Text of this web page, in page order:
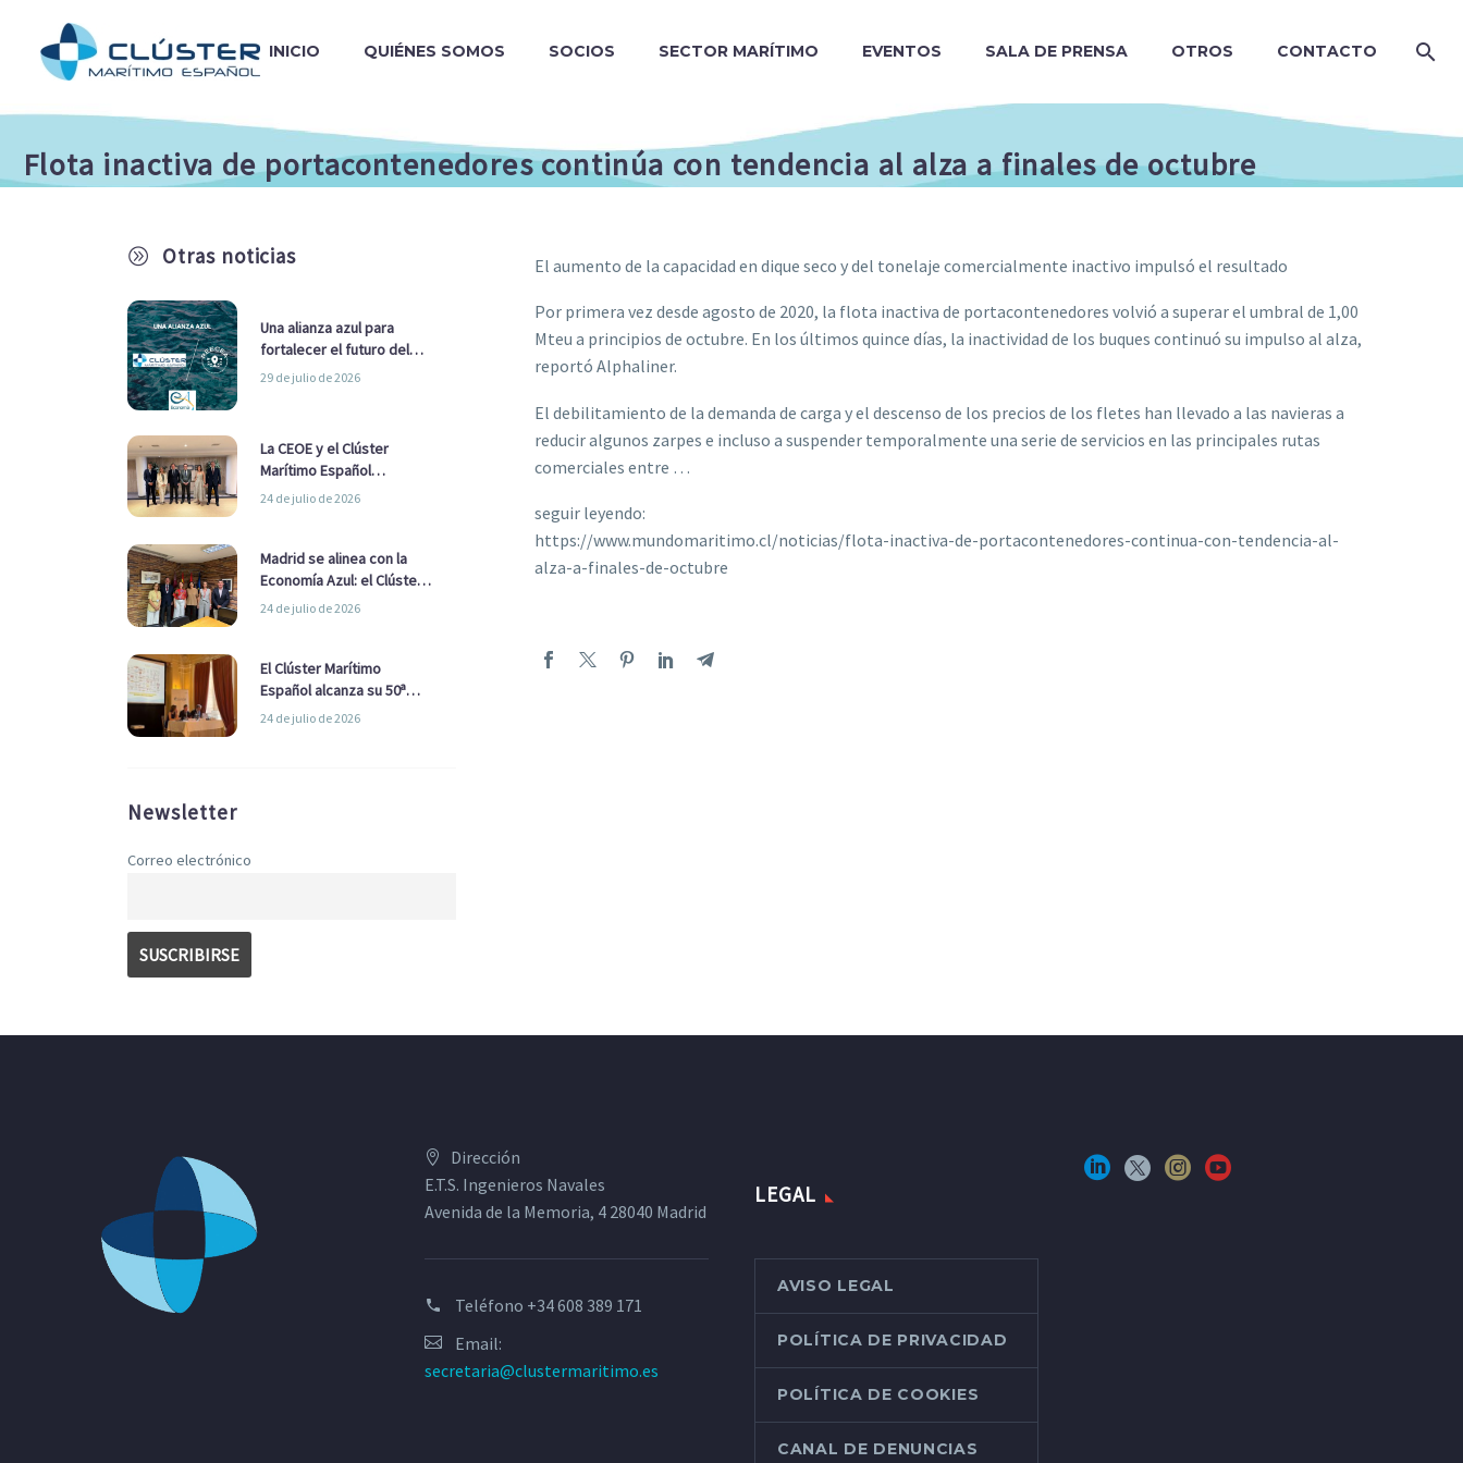
INICIO QUIÉNES SOMOS SOCIOS SECTOR MARÍTIMO EVENTOS SALA DE PRENSA OTROS CONTACTO
Flota inactiva de portacontenedores continúa con tendencia al alza a finales de octubre
A Otras noticias
Una alianza azul para
fortalecer el futuro del
sector marítimo
29 de julio de 2026
La CEOE y el Clúster
Marítimo Español
refuerzan su alianza para
24 de julio de 2026
Madrid se alinea con la
Economía Azul: el Clúster
Marítimo Español y la Real
Ayuntamiento
24 de julio de 2026
El Clúster Marítimo
Español alcanza su 50ª
Asamblea reafirmando su
24 de julio de 2026
Newsletter
Correo electrónico
El aumento de la capacidad en dique seco y del tonelaje comercialmente inactivo impulsó el resultado
Por primera vez desde agosto de 2020, la flota inactiva de portacontenedores volvió a superar el umbral de 1,00
Mteu a principios de octubre. En los últimos quince días, la inactividad de los buques continuó su impulso al alza,
reportó Alphaliner.
El debilitamiento de la demanda de carga y el descenso de los precios de los fletes han llevado a las navieras a
reducir algunos zarpes e incluso a suspender temporalmente una serie de servicios en las principales rutas
comerciales entre …
seguir leyendo:
https://www.mundomaritimo.cl/noticias/flota-inactiva-de-portacontenedores-continua-con-tendencia-al-
alza-a-finales-de-octubre
Dirección
E.T.S. Ingenieros Navales
Avenida de la Memoria, 4 28040 Madrid
Teléfono +34 608 389 171
Email:
secretaria@clustermaritimo.es
LEGAL
AVISO LEGAL
POLÍTICA DE PRIVACIDAD
POLÍTICA DE COOKIES
CANAL DE DENUNCIAS